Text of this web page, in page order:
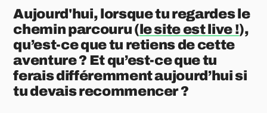
Aujourd'hui, lorsque tu regardes le
chemin parcouru (le site est live !),
qu’est-ce que tu retiens de cette
aventure ? Et qu’est-ce que tu
ferais différemment aujourd’hui si
tu devais recommencer ?